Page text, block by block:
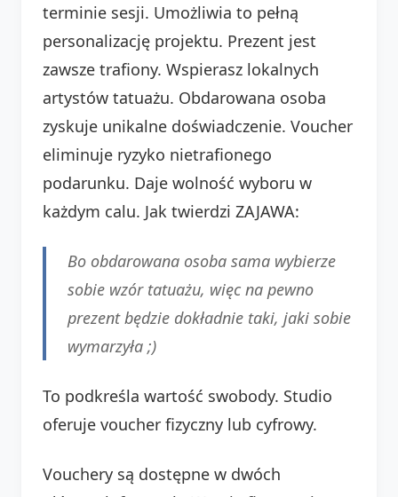
terminie sesji. Umożliwia to pełną
personalizację projektu. Prezent jest
zawsze trafiony. Wspierasz lokalnych
artystów tatuażu. Obdarowana osoba
zyskuje unikalne doświadczenie. Voucher
eliminuje ryzyko nietrafionego
podarunku. Daje wolność wyboru w
każdym calu. Jak twierdzi ZAJAWA:
Bo obdarowana osoba sama wybierze
sobie wzór tatuażu, więc na pewno
prezent będzie dokładnie taki, jaki sobie
wymarzyła ;)
To podkreśla wartość swobody. Studio
oferuje voucher fizyczny lub cyfrowy.
Vouchery są dostępne w dwóch